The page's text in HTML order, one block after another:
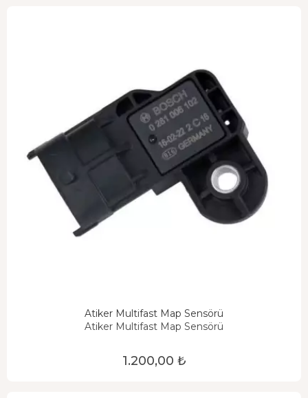
Atiker Multifast Map Sensörü
Atiker Multifast Map Sensörü
1.200,00 ₺